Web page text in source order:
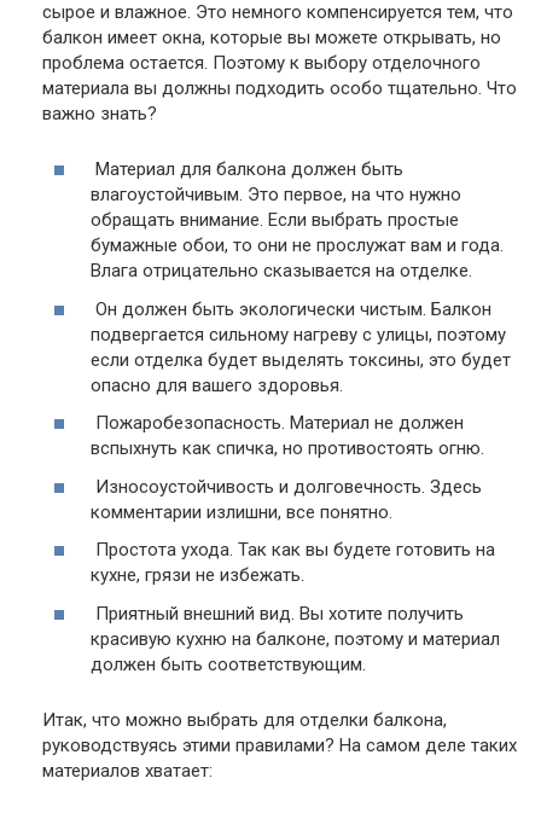
сырое и влажное. Это немного компенсируется тем, что
балкон имеет окна, которые вы можете открывать, но
проблема остается. Поэтому к выбору отделочного
материала вы должны подходить особо тщательно. Что
важно знать?
Материал для балкона должен быть
влагоустойчивым. Это первое, на что нужно
обращать внимание. Если выбрать простые
бумажные обои, то они не прослужат вам и года.
Влага отрицательно сказывается на отделке.
Он должен быть экологически чистым. Балкон
подвергается сильному нагреву с улицы, поэтому
если отделка будет выделять токсины, это будет
опасно для вашего здоровья.
Пожаробезопасность. Материал не должен
вспыхнуть как спичка, но противостоять огню.
Износоустойчивость и долговечность. Здесь
комментарии излишни, все понятно.
Простота ухода. Так как вы будете готовить на
кухне, грязи не избежать.
Приятный внешний вид. Вы хотите получить
красивую кухню на балконе, поэтому и материал
должен быть соответствующим.
Итак, что можно выбрать для отделки балкона,
руководствуясь этими правилами? На самом деле таких
материалов хватает: